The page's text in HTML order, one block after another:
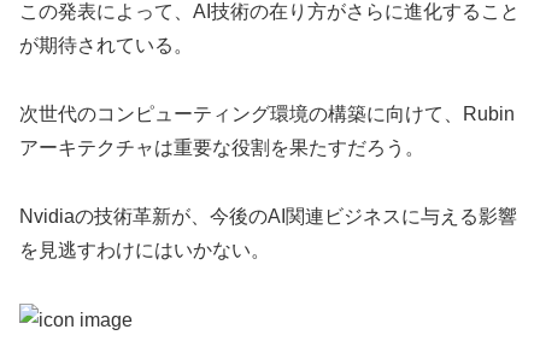
この発表によって、AI技術の在り方がさらに進化すること
が期待されている。
次世代のコンピューティング環境の構築に向けて、Rubin
アーキテクチャは重要な役割を果たすだろう。
Nvidiaの技術革新が、今後のAI関連ビジネスに与える影響
を見逃すわけにはいかない。